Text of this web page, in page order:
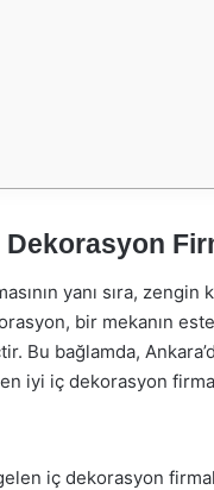
yanı sıra,
bir mekanın
Bu bağlamda,
iyi iç dekorasyon
iç dekorasyon